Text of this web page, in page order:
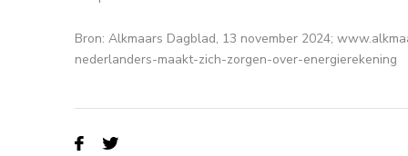
Bron: Alkmaars Dagblad, 13 november 2024;
nederlanders-maakt-zich-zorgen-over-energierekening